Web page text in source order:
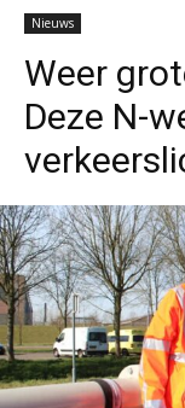
Nieuws
Weer
Deze N-